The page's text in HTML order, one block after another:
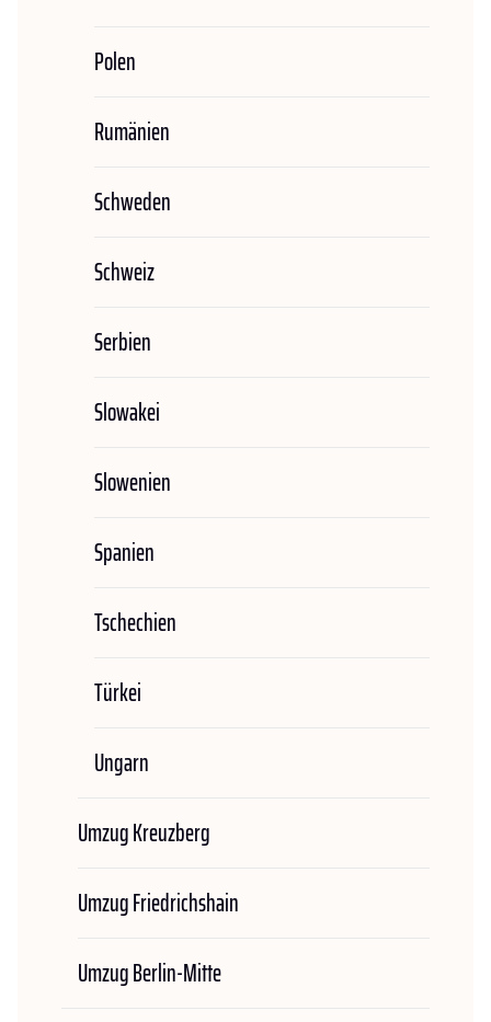
Polen
Rumänien
Schweden
Schweiz
Serbien
Slowakei
Slowenien
Spanien
Tschechien
Türkei
Ungarn
Umzug Kreuzberg
Umzug Friedrichshain
Umzug Berlin-Mitte